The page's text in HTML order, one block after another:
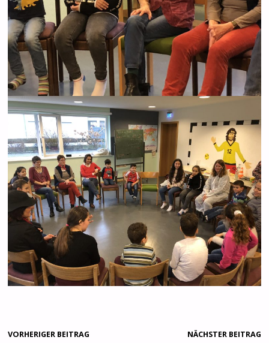
VORHERIGER BEITRAG NÄCHSTER BEITRAG